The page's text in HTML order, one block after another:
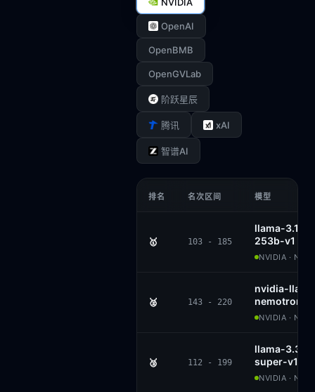
OpenAI
OpenBMB
OpenGVLab
阶跃星辰
腾讯 xAI
智谱AI
排名 名次区间 模型
🥇 103 - 185
llama-3.1-
253b-v1
NVIDIA ·
🥈 143 - 220
nvidia-
nemotron-
NVIDIA ·
🥉 112 - 199
llama-3.3-
super-v1
NVIDIA ·